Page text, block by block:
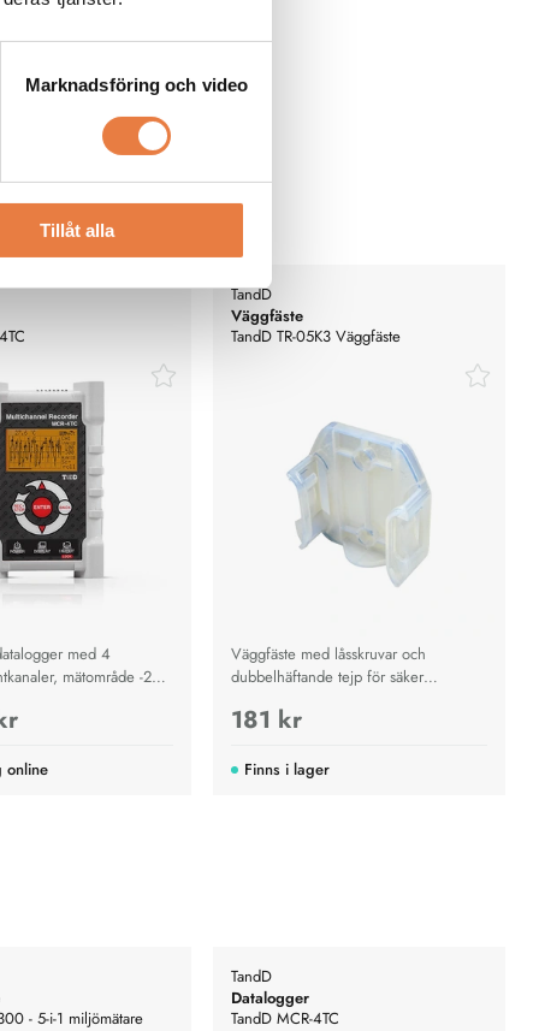
Marknadsföring och video
Tillåt alla
med 4
mätområde -270
online
TandD
Väggfäste
TandD TR-05K3 Väggfäste
Väggfäste med låsskruvar och
dubbelhäftande tejp för säker
tåligt från -40 till 80 °C.
181 kr
Finns i lager
- 5-i-1 miljömätare
TandD
Datalogger
TandD MCR-4TC